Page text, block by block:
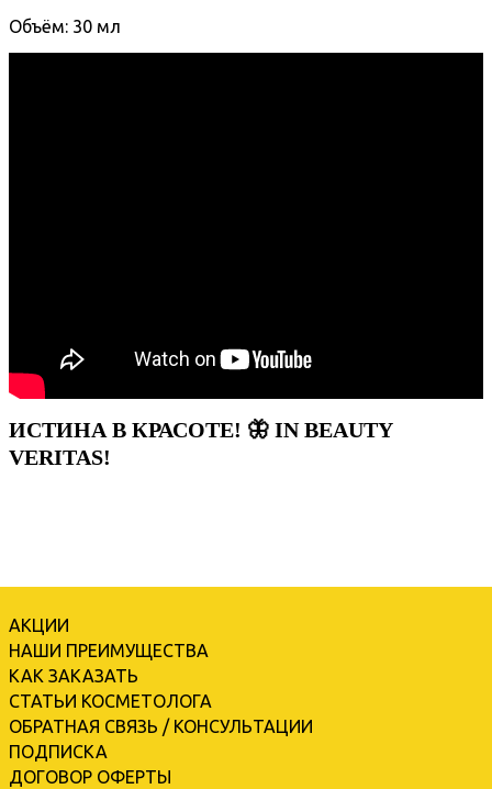
Объём: 30 мл
ИСТИНА В КРАСОТЕ! 🦋 IN BEAUTY
VERITAS!
АКЦИИ
НАШИ ПРЕИМУЩЕСТВА
КАК ЗАКАЗАТЬ
СТАТЬИ КОСМЕТОЛОГА
ОБРАТНАЯ СВЯЗЬ / КОНСУЛЬТАЦИИ
ПОДПИСКА
ДОГОВОР ОФЕРТЫ